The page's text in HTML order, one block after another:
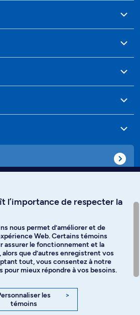
Instagram
YouTube
l’importance de respecter la
nous permet d’améliorer et de
Web. Certains témoins
assurer le fonctionnement et la
que d’autres enregistrent vos
tout, vous consentez à notre
mieux répondre à vos besoins.
les
témoins
>